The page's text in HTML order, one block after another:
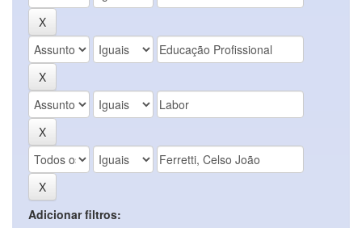
Adicionar filtros: